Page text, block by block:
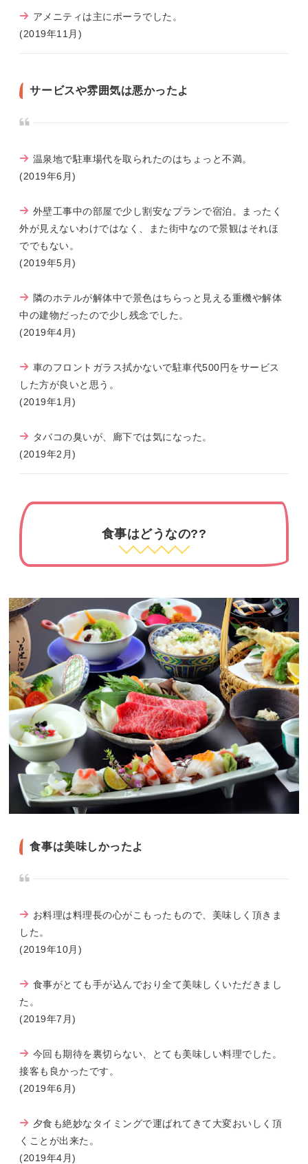
アメニティは主にポーラでした。
(2019年11月)
サービスや雰囲気は悪かったよ
温泉地で駐車場代を取られたのはちょっと不満。
(2019年6月)
外壁工事中の部屋で少し割安なプランで宿泊。まったく
外が見えないわけではなく、また街中なので景観はそれほ
ででもない。
(2019年5月)
隣のホテルが解体中で景色はちらっと見える重機や解体
中の建物だったので少し残念でした。
(2019年4月)
車のフロントガラス拭かないで駐車代500円をサービス
した方が良いと思う。
(2019年1月)
タバコの臭いが、廊下では気になった。
(2019年2月)
食事はどうなの??
食事は美味しかったよ
お料理は料理長の心がこもったもので、美味しく頂きま
した。
(2019年10月)
食事がとても手が込んでおり全て美味しくいただきまし
た。
(2019年7月)
今回も期待を裏切らない、とても美味しい料理でした。
接客も良かったです。
(2019年6月)
夕食も絶妙なタイミングで運ばれてきて大変おいしく頂
くことが出来た。
(2019年4月)